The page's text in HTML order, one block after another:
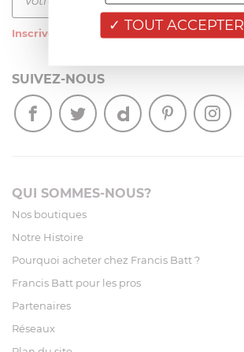
Inscrivez-vous à notre newsletter
SUIVEZ-NOUS
QUI SOMMES-NOUS?
Nos boutiques
Notre Histoire
Pourquoi acheter chez Francis Batt ?
Francis Batt pour les pros
Partenaires
Réseaux
TOUT ACCEPTER